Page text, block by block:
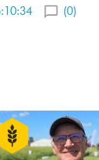
(0)